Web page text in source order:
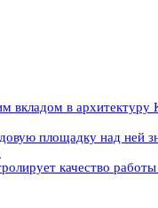
вкладом в архитектуру
площадку над ней
качество